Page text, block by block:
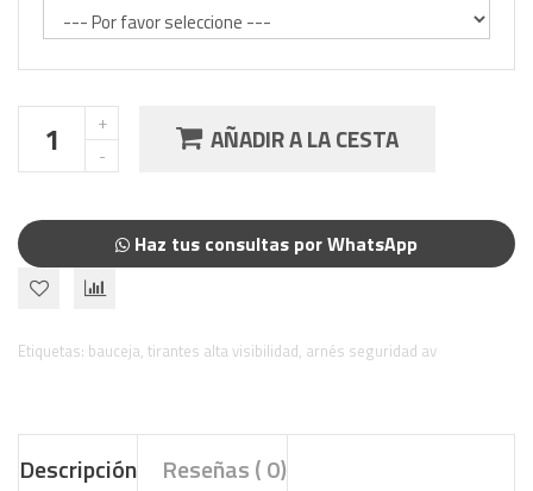
AÑADIR A LA CESTA
Haz tus consultas por WhatsApp
Etiquetas: bauceja, tirantes alta visibilidad, arnés seguridad av
Descripción Reseñas ( 0)